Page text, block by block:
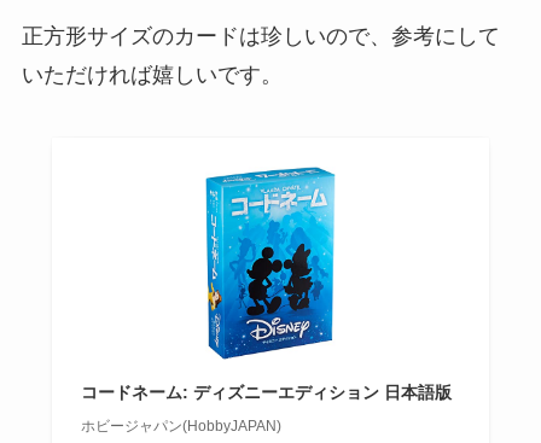
正方形サイズのカードは珍しいので、参考にして
いただければ嬉しいです。
コードネーム: ディズニーエディション 日本語版
ホビージャパン(HobbyJAPAN)